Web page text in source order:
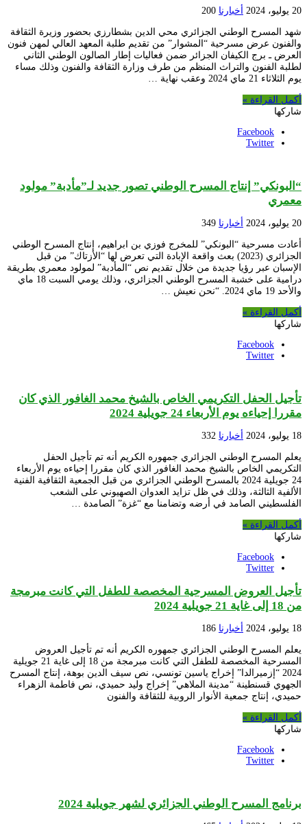
20 يوليو، 2024 أخبارنا 200
شهد المسرح الوطني الجزائري محي الدين بشطارزي بحضور وزيرة الثقافة
والفنون عرض مسرحية “المشوار” من تقديم طلبة المعهد العالي لمهن فنون
العرض ـ برج الكيفان الجزائر ضمن فعاليات إطار الصالون الوطني الثاني
لطلبة الفنون والتراث المنظم من طرف وزارة الثقافة والفنون وذلك مساء
يوم الثلاثاء 21 ماي 2024 وعقب نهاية …
أكمل القراءة »
شاركها
Facebook
Twitter
“البونكي” إنتاج المسرح الوطني تصور جديد لـ”مأدبة” مولود
معمري
20 يوليو، 2024 أخبارنا 349
أعادت مسرحية “البونكي” للمخرج فوزي بن ابراهيم، إنتاج المسرح الوطني
الجزائري (2023) بعث واقعة الإبادة التي تعرض لها “الأزتاك” من قبل
الإسبان عبر رؤيا جديدة من خلال تقديم نص “المأدبة” لمولود معمري بطريقة
درامية على خشبة المسرح الوطني الجزائري، وذلك يومي السبت 18 ماي
والأحد 19 ماي 2024. “نحن نعيش …
أكمل القراءة »
شاركها
Facebook
Twitter
تأجيل الحفل التكريمي الخاص بالشيخ محمد الغافور الذي كان
مقررا إحياءه يوم الأربعاء 24 جويلية 2024
18 يوليو، 2024 أخبارنا 332
يعلم المسرح الوطني الجزائري جمهوره الكريم أنه تم تأجيل الحفل
التكريمي الخاص بالشيخ محمد الغافور الذي كان مقررا إحياءه يوم الأربعاء
24 جويلية 2024 بالمسرح الوطني الجزائري من قبل الجمعية الثقافية الفنية
الألفية الثالثة، وذلك في ظل تزايد العدوان الصهيوني على الشعب
الفلسطيني الصامد في أرضه وتضامنا مع “غزة” الصامدة …
أكمل القراءة »
شاركها
Facebook
Twitter
تأجيل العروض المسرحية المخصصة للطفل التي كانت مبرمجة
من 18 إلى غاية 21 جويلية 2024
18 يوليو، 2024 أخبارنا 186
يعلم المسرح الوطني الجزائري جمهوره الكريم أنه تم تأجيل العروض
المسرحية المخصصة للطفل التي كانت مبرمجة من 18 إلى غاية 21 جويلية
2024 “إزميرالدا” إخراج ياسين تونسي، نص سيف الدين بوهة، إنتاج المسرح
الجهوي قسنطينة “مدينة الملاهي” إخراج وليد حميدي، نص فاطمة الزهراء
حميدي، إنتاج جمعية الأنوار الروبية للثقافة والفنون
أكمل القراءة »
شاركها
Facebook
Twitter
برنامج المسرح الوطني الجزائري لشهر جويلية 2024